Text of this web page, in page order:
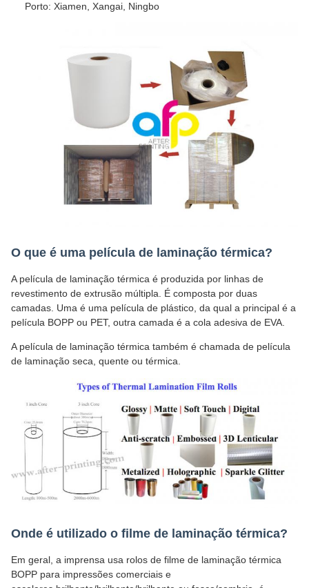
Porto: Xiamen, Xangai, Ningbo
O que é uma película de laminação térmica?
A película de laminação térmica é produzida por linhas de
revestimento de extrusão múltipla. É composta por duas
camadas. Uma é uma película de plástico, da qual a principal é a
película BOPP ou PET, outra camada é a cola adesiva de EVA.
A película de laminação térmica também é chamada de película
de laminação seca, quente ou térmica.
Onde é utilizado o filme de laminação térmica?
Em geral, a imprensa usa rolos de filme de laminação térmica
BOPP para impressões comerciais e